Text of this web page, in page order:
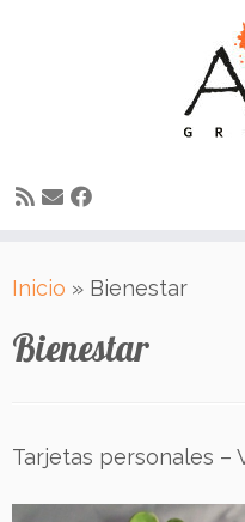
alInicio » Bienestar
Bienestar
Tarjetas personales –